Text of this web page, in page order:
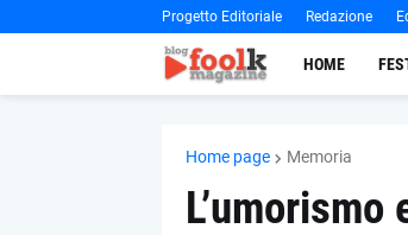
Progetto Editoriale Redazione
HOME
Home page Memoria
L’umorismo